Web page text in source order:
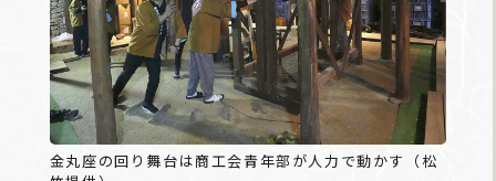
金丸座の回り舞台は商工会青年部が人力で動かす（松